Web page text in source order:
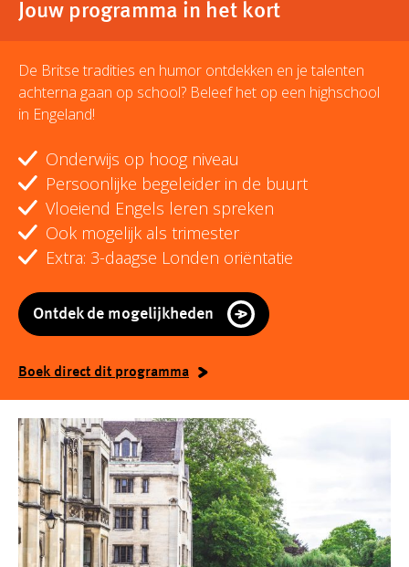
Jouw programma in het kort
De Britse tradities en humor ontdekken en je talenten
achterna gaan op school? Beleef het op een highschool
in Engeland!
Onderwijs op hoog niveau
Persoonlijke begeleider in de buurt
Vloeiend Engels leren spreken
Ook mogelijk als trimester
Extra: 3-daagse Londen oriëntatie
Ontdek de mogelijkheden
Boek direct dit programma